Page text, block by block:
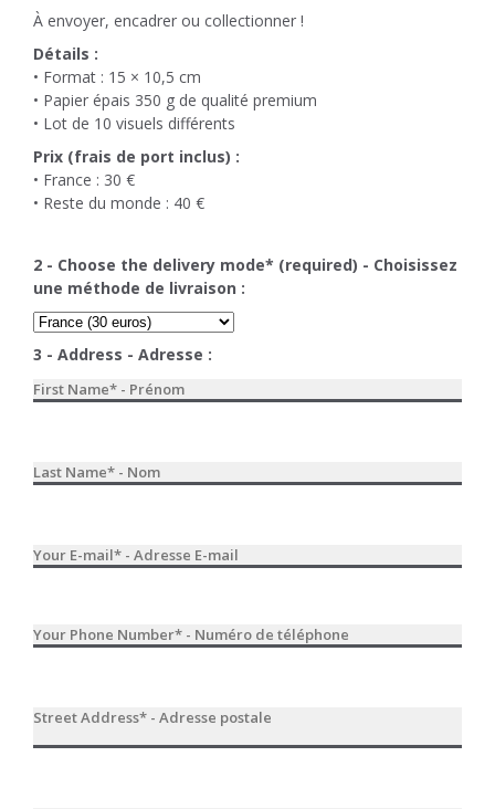
À envoyer, encadrer ou collectionner !
Détails :
• Format : 15 × 10,5 cm
• Papier épais 350 g de qualité premium
• Lot de 10 visuels différents
Prix (frais de port inclus) :
• France : 30 €
• Reste du monde : 40 €
2 - Choose the delivery mode* (required) - Choisissez
une méthode de livraison :
3 - Address - Adresse :